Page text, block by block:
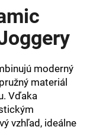
moderný
materiál
Vďaka
vzhľad, ideálne